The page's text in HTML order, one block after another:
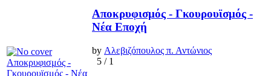
Αποκρυφισμός - Γκουρουϊσμός -
Νέα Εποχή
by Αλεβιζόπουλος π. Αντώνιος
5 / 1